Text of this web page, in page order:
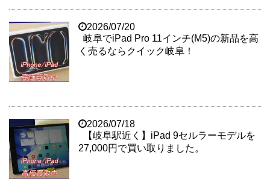
2026/07/20
岐阜でiPad Pro 11インチ(M5)の新品を高
く売るならクイック岐阜！
2026/07/18
【岐阜駅近く】iPad 9セルラーモデルを
27,000円で買い取りました。